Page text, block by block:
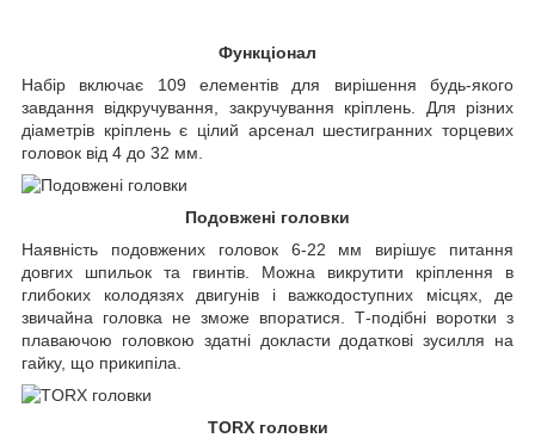
Функціонал
Набір включає 109 елементів для вирішення будь-якого
завдання відкручування, закручування кріплень. Для різних
діаметрів кріплень є цілий арсенал шестигранних торцевих
головок від 4 до 32 мм.
Подовжені головки
Наявність подовжених головок 6-22 мм вирішує питання
довгих шпильок та гвинтів. Можна викрутити кріплення в
глибоких колодязях двигунів і важкодоступних місцях, де
звичайна головка не зможе впоратися. Т-подібні воротки з
плаваючою головкою здатні докласти додаткові зусилля на
гайку, що прикипіла.
TORX головки